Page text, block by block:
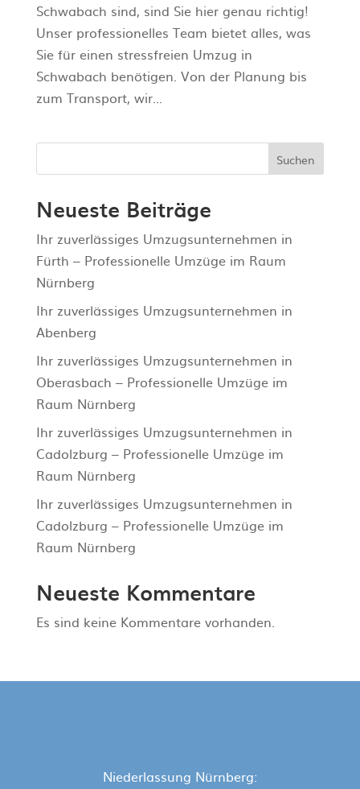
Schwabach sind, sind Sie hier genau richtig!
Unser professionelles Team bietet alles, was
Sie für einen stressfreien Umzug in
Schwabach benötigen. Von der Planung bis
zum Transport, wir...
Suchen
Neueste Beiträge
Ihr zuverlässiges Umzugsunternehmen in
Fürth – Professionelle Umzüge im Raum
Nürnberg
Ihr zuverlässiges Umzugsunternehmen in
Abenberg
Ihr zuverlässiges Umzugsunternehmen in
Oberasbach – Professionelle Umzüge im
Raum Nürnberg
Ihr zuverlässiges Umzugsunternehmen in
Cadolzburg – Professionelle Umzüge im
Raum Nürnberg
Ihr zuverlässiges Umzugsunternehmen in
Cadolzburg – Professionelle Umzüge im
Raum Nürnberg
Neueste Kommentare
Es sind keine Kommentare vorhanden.
Niederlassung Nürnberg: